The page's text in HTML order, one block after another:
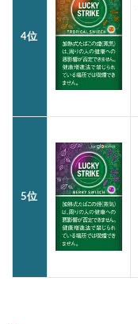
4位
5位